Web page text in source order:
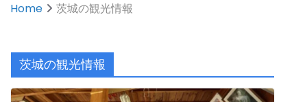
Home 茨城の観光情報
茨城の観光情報